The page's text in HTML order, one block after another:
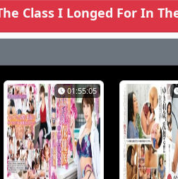
Class I Longed For In
01:55:05